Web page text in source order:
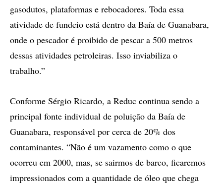
gasodutos, plataformas e rebocadores. Toda essa
atividade de fundeio está dentro da Baía de Guanabara,
onde o pescador é proibido de pescar a 500 metros
dessas atividades petroleiras. Isso inviabiliza o
trabalho.”
Conforme Sérgio Ricardo, a Reduc continua sendo a
principal fonte individual de poluição da Baía de
Guanabara, responsável por cerca de 20% dos
contaminantes. “Não é um vazamento como o que
ocorreu em 2000, mas, se sairmos de barco, ficaremos
impressionados com a quantidade de óleo que chega